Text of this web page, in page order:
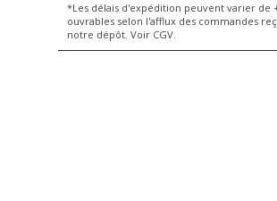
*Les délais d'expédition peuvent varier de
ouvrables selon l'afflux des commandes
notre dépôt. Voir CGV.